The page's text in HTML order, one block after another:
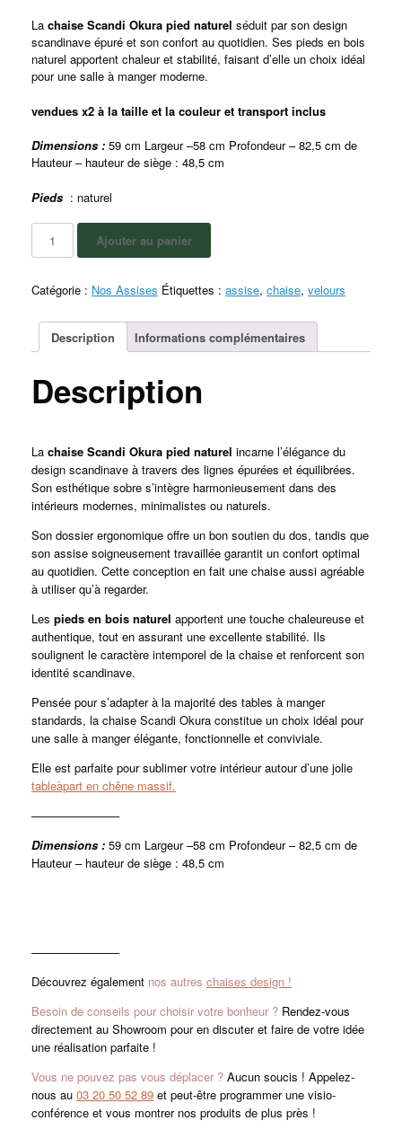
La chaise Scandi Okura pied naturel séduit par son design
scandinave épuré et son confort au quotidien. Ses pieds en bois
naturel apportent chaleur et stabilité, faisant d’elle un choix idéal
pour une salle à manger moderne.
vendues x2 à la taille et la couleur et transport inclus
Dimensions : 59 cm Largeur –58 cm Profondeur – 82,5 cm de
Hauteur – hauteur de siège : 48,5 cm
Pieds : naturel
Ajouter au panier
Catégorie : Nos Assises Étiquettes : assise, chaise, velours
Description Informations complémentaires
Description
La chaise Scandi Okura pied naturel incarne l’élégance du
design scandinave à travers des lignes épurées et équilibrées.
Son esthétique sobre s’intègre harmonieusement dans des
intérieurs modernes, minimalistes ou naturels.
Son dossier ergonomique offre un bon soutien du dos, tandis que
son assise soigneusement travaillée garantit un confort optimal
au quotidien. Cette conception en fait une chaise aussi agréable
à utiliser qu’à regarder.
Les pieds en bois naturel apportent une touche chaleureuse et
authentique, tout en assurant une excellente stabilité. Ils
soulignent le caractère intemporel de la chaise et renforcent son
identité scandinave.
Pensée pour s’adapter à la majorité des tables à manger
standards, la chaise Scandi Okura constitue un choix idéal pour
une salle à manger élégante, fonctionnelle et conviviale.
Elle est parfaite pour sublimer votre intérieur autour d’une jolie
tableàpart en chêne massif.
———————–
Dimensions : 59 cm Largeur –58 cm Profondeur – 82,5 cm de
Hauteur – hauteur de siège : 48,5 cm
———————–
Découvrez également nos autres chaises design !
Besoin de conseils pour choisir votre bonheur ? Rendez-vous
directement au Showroom pour en discuter et faire de votre idée
une réalisation parfaite !
Vous ne pouvez pas vous déplacer ? Aucun soucis ! Appelez-
nous au 03 20 50 52 89 et peut-être programmer une visio-
conférence et vous montrer nos produits de plus près !